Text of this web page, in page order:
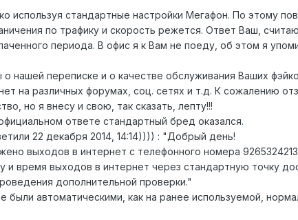
используя стандартные настройки Мегафон. По этому
по трафику и скорость режется. Ответ Ваш,
периода. В офис я к Вам не поеду, об этом я
нашей переписке и о качестве обслуживания Ваших
на различных форумах, соц. сетях и т.д. К сожалению
но я внесу и свою, так сказать, лепту!!!
ответе стандартный бред оказался.
22 декабря 2014, 14:14)))) : "Добрый день!
выходов в интернет с телефонного номера
и время выходов в интернет через стандартную точку
дополнительной проверки."
были автоматическими, как на ранее используемой,